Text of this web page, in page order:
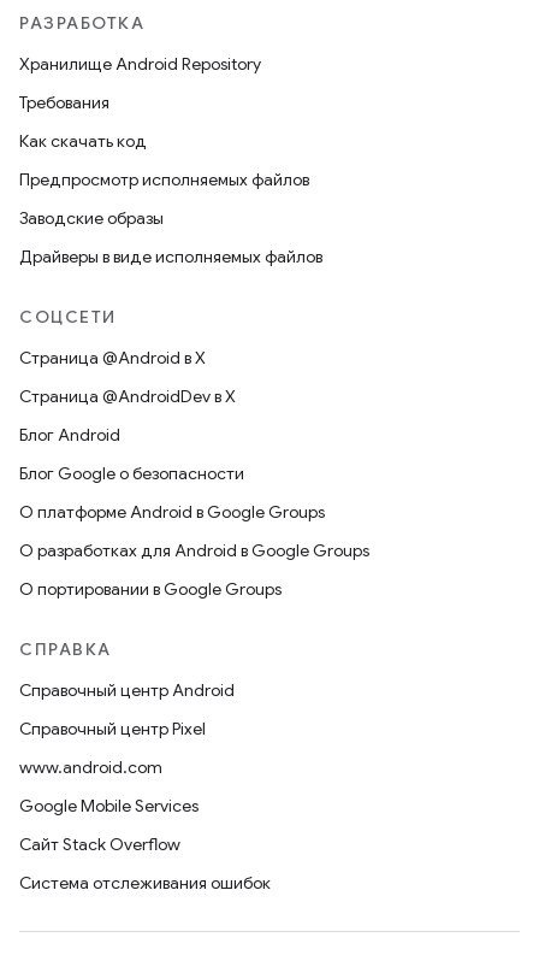
РАЗРАБОТКА
Хранилище Android Repository
Требования
Как скачать код
Предпросмотр исполняемых файлов
Заводские образы
Драйверы в виде исполняемых файлов
СОЦСЕТИ
Страница @Android в X
Страница @AndroidDev в X
Блог Android
Блог Google о безопасности
О платформе Android в Google Groups
О разработках для Android в Google Groups
О портировании в Google Groups
СПРАВКА
Справочный центр Android
Справочный центр Pixel
www.android.com
Google Mobile Services
Сайт Stack Overflow
Система отслеживания ошибок